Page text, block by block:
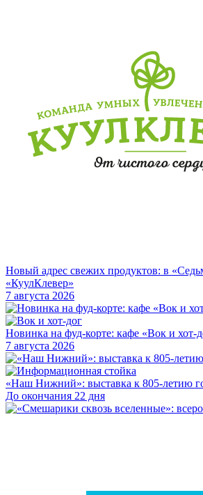
Новый адрес свежих продуктов: в
«КуулКлевер»
7 августа 2026
Новинка на фуд-корте: кафе «Вок и хот-
7 августа 2026
«Наш Нижний»: выставка к 805-летию
До окончания 22 дня